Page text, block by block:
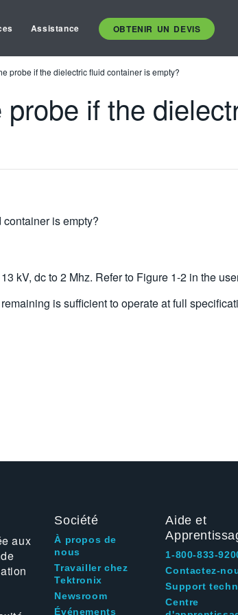
Assistance OBTENIR UN DEVIS
probe if the dielectric fluid container is empty?
if the
is empty?
kV, dc to 2 Mhz. Refer to Figure 1-2 in the
is sufficient to operate at full
aux
Société
À propos de
nous
Travailler chez
Tektronix
Newsroom
Événements
Aide et
1-800-833-
Contactez-
Support
Centre